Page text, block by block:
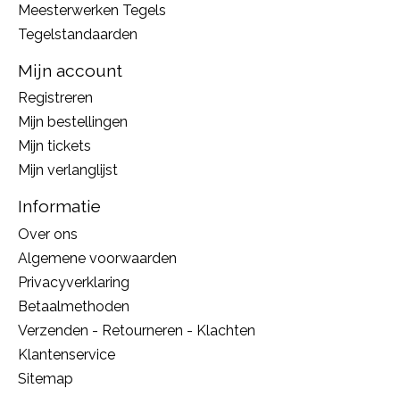
Meesterwerken Tegels
Tegelstandaarden
Mijn account
Registreren
Mijn bestellingen
Mijn tickets
Mijn verlanglijst
Informatie
Over ons
Algemene voorwaarden
Privacyverklaring
Betaalmethoden
Verzenden - Retourneren - Klachten
Klantenservice
Sitemap